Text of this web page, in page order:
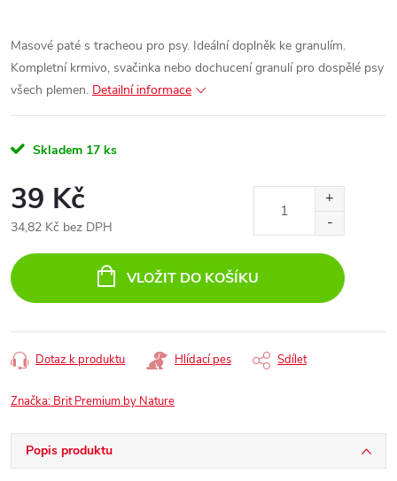
Masové paté s tracheou pro psy. Ideální doplněk ke granulím.
Kompletní krmivo, svačinka nebo dochucení granulí pro dospělé psy
všech plemen. Detailní informace
Skladem 17 ks
39 Kč
34,82 Kč bez DPH
cena:
VLOŽIT DO KOŠÍKU
Dotaz k produktu Hlídací pes Sdílet
Značka: Brit Premium by Nature
Popis produktu